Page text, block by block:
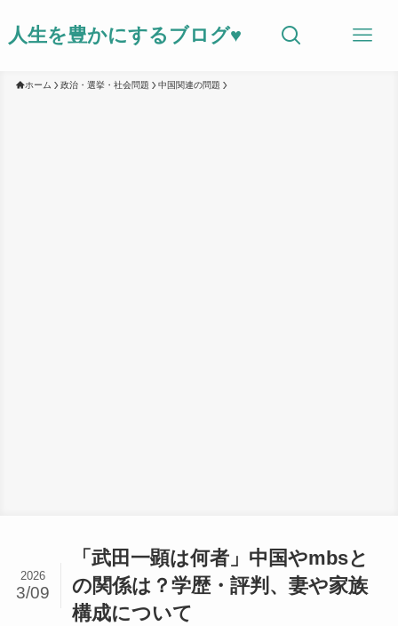
人生を豊かにするブログ♥
ホーム 政治・選挙・社会問題 中国関連の問題
「武田一顕は何者」中国やmbsと
の関係は？学歴・評判、妻や家族
構成について
2026
3/09